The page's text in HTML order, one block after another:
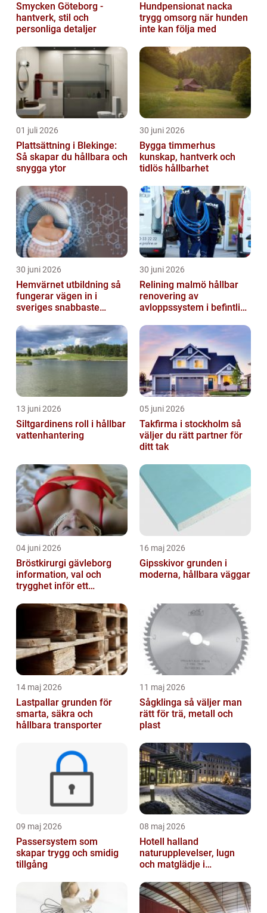
Smycken Göteborg -
hantverk, stil och
personliga detaljer
Hundpensionat nacka
trygg omsorg när hunden
inte kan följa med
01 juli 2026
Plattsättning i Blekinge:
Så skapar du hållbara och
snygga ytor
30 juni 2026
Bygga timmerhus
kunskap, hantverk och
tidlös hållbarhet
30 juni 2026
Hemvärnet utbildning så
fungerar vägen in i
sveriges snabbaste
30 juni 2026
Relining malmö hållbar
renovering av
avloppssystem i befintliga
13 juni 2026
Siltgardinens roll i hållbar
vattenhantering
05 juni 2026
Takfirma i stockholm så
väljer du rätt partner för
ditt tak
04 juni 2026
Bröstkirurgi gävleborg
information, val och
trygghet inför ett
16 maj 2026
Gipsskivor grunden i
moderna, hållbara väggar
14 maj 2026
Lastpallar grunden för
smarta, säkra och
hållbara transporter
11 maj 2026
Sågklinga så väljer man
rätt för trä, metall och
plast
09 maj 2026
Passersystem som
skapar trygg och smidig
tillgång
08 maj 2026
Hotell halland
naturupplevelser, lugn
och matglädje i